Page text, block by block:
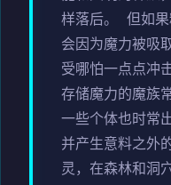
样落后。 但如果
会因为魔力被吸
受哪怕一点点冲
存储魔力的魔族
一些个体也时常
并产生意料之外
灵，在森林和洞